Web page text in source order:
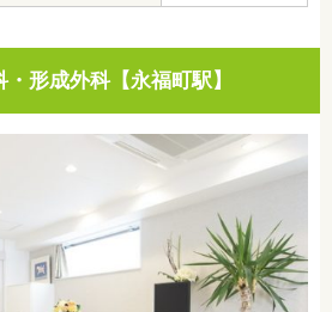
形成外科【永福町駅】